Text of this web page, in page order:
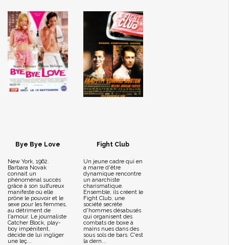
Bye Bye Love
New York, 1962.
Barbara Novak
connait un
phénoménal succès
grâce à son sulfureux
manifeste où elle
prône le pouvoir et le
sexe pour les femmes,
au détriment de
l'amour. Le journaliste
Catcher Block, play-
boy impénitent,
décide de lui ingliger
une leç...
Fight Club
Un jeune cadre qui en
a marre d'être
dynamique rencontre
un anarchiste
charismatique.
Ensemble, ils créent le
Fight Club, une
société secrète
d'hommes désabusés
qui organisent des
combats de boxe à
mains nues dans des
sous sols de bars. C'est
la dern...